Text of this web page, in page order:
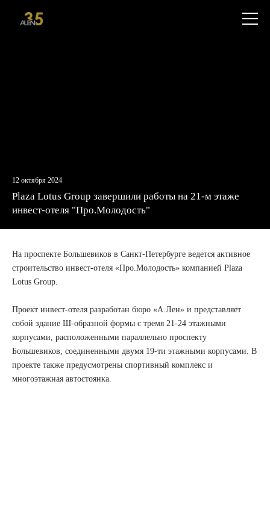
(812)меню
12 октября 2024
Plaza Lotus Group завершили работы на 21-м этаже
инвест-отеля "Про.Молодость"
На проспекте Большевиков в Санкт-Петербурге ведется активное
строительство инвест-отеля «Про.Молодость» компанией Plaza
Lotus Group.
Проект инвест-отеля разработан бюро «А.Лен» и представляет
собой здание Ш-образной формы с тремя 21-24 этажными
корпусами, расположенными параллельно проспекту
Большевиков, соединенными двумя 19-ти этажными корпусами. В
проекте также предусмотрены спортивный комплекс и
многоэтажная автостоянка.